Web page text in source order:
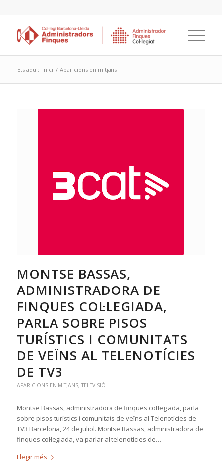
Ets aquí: Inici / Aparicions en mitjans
MONTSE BASSAS,
ADMINISTRADORA DE
FINQUES COL·LEGIADA,
PARLA SOBRE PISOS
TURÍSTICS I COMUNITATS
DE VEÏNS AL TELENOTÍCIES
DE TV3
APARICIONS EN MITJANS, TELEVISIÓ
Montse Bassas, administradora de finques col·legiada, parla
sobre pisos turístics i comunitats de veïns al Telenotícies de
TV3 Barcelona, 24 de juliol. Montse Bassas, administradora de
finques col·legiada, va parlar al telenotícies de…
Llegir més